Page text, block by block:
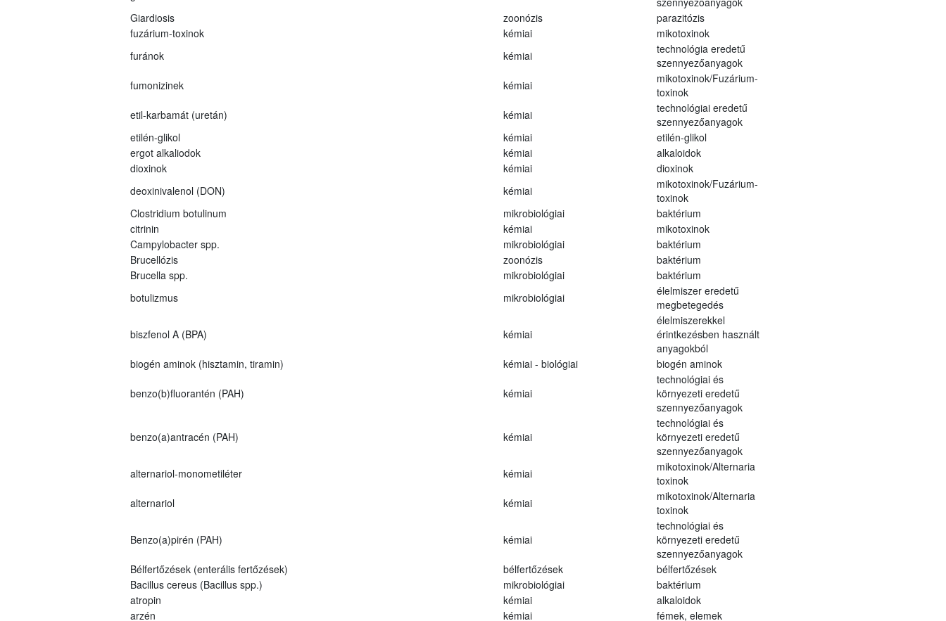
Giardiosis
zoonózis
parazitózis
fuzárium-toxinok
kémiai
mikotoxinok
furánok
kémiai
technológia eredetű
szennyezőanyagok
fumonizinek
kémiai
mikotoxinok/Fuzárium-
toxinok
etil-karbamát (uretán)
kémiai
technológiai eredetű
szennyezőanyagok
etilén-glikol
kémiai
etilén-glikol
ergot alkaliodok
kémiai
alkaloidok
dioxinok
kémiai
dioxinok
deoxinivalenol (DON)
kémiai
mikotoxinok/Fuzárium-
toxinok
Clostridium botulinum
mikrobiológiai
baktérium
citrinin
kémiai
mikotoxinok
Campylobacter spp.
mikrobiológiai
baktérium
Brucellózis
zoonózis
baktérium
Brucella spp.
mikrobiológiai
baktérium
botulizmus
mikrobiológiai
élelmiszer eredetű
megbetegedés
biszfenol A (BPA) kémiai
élelmiszerekkel
érintkezésben használt
anyagokból
biogén aminok (hisztamin, tiramin)
kémiai - biológiai biogén aminok
benzo(b)fluorantén (PAH) kémiai
technológiai és
környezeti eredetű
szennyezőanyagok
benzo(a)antracén (PAH) kémiai
technológiai és
környezeti eredetű
szennyezőanyagok
alternariol-monometiléter
kémiai
mikotoxinok/Alternaria
toxinok
alternariol
kémiai
mikotoxinok/Alternaria
toxinok
Benzo(a)pirén (PAH) kémiai
technológiai és
környezeti eredetű
szennyezőanyagok
Bélfertőzések (enterális fertőzések)
bélfertőzések
bélfertőzések
Bacillus cereus (Bacillus spp.)
mikrobiológiai
baktérium
atropin
kémiai
alkaloidok
arzén
kémiai fémek, elemek